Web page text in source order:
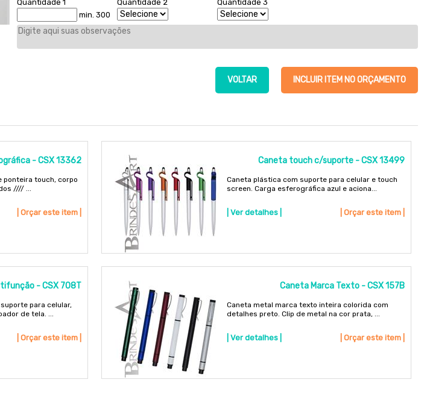
Quantidade 1
min. 300
Quantidade 2 Quantidade 3
INCLUIR ITEM NO ORÇAMENTO
VOLTAR
- CSX 13362
ponteira touch, corpo
//// ...
| Orçar este item |
Caneta touch c/suporte - CSX 13499
Caneta plástica com suporte para celular e touch
screen. Carga esferográfica azul e aciona...
| Ver detalhes | | Orçar este item |
- CSX 708T
para celular,
de tela. ...
| Orçar este item |
Caneta Marca Texto - CSX 157B
Caneta metal marca texto inteira colorida com
detalhes preto. Clip de metal na cor prata, ...
| Ver detalhes | | Orçar este item |